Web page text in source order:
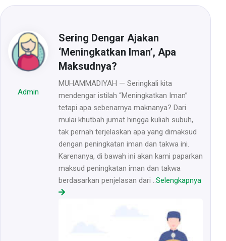
Admin
Sering Dengar Ajakan
‘Meningkatkan Iman’, Apa
Maksudnya?
MUHAMMADIYAH — Seringkali kita
mendengar istilah “Meningkatkan Iman”
tetapi apa sebenarnya maknanya? Dari
mulai khutbah jumat hingga kuliah subuh,
tak pernah terjelaskan apa yang dimaksud
dengan peningkatan iman dan takwa ini.
Karenanya, di bawah ini akan kami paparkan
maksud peningkatan iman dan takwa
berdasarkan penjelasan dari ..Selengkapnya